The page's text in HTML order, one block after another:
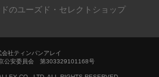
RAGTAG
のユーズド・セレクトショップ
会社ティンパンアレイ
公安委員会 第303329101168号